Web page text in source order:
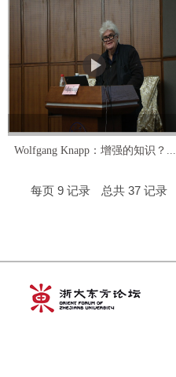
Wolfgang Knapp：增强的知识？...
每页 9 记录 总共 37 记录